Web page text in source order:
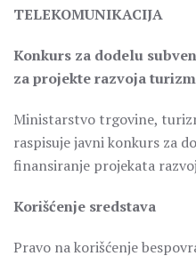
TELEKOMUNIKACIJA
Konkurs za dodelu
za projekte razvoja
Ministarstvo trgovine,
raspisuje javni konkurs za
finansiranje projekata
Korišćenje sredstava
Pravo na korišćenje